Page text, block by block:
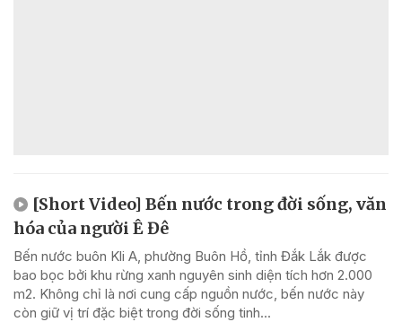
[Short Video] Bến nước trong đời sống, văn
hóa của người Ê Đê
Bến nước buôn Kli A, phường Buôn Hồ, tỉnh Đắk Lắk được
bao bọc bởi khu rừng xanh nguyên sinh diện tích hơn 2.000
m2. Không chỉ là nơi cung cấp nguồn nước, bến nước này
còn giữ vị trí đặc biệt trong đời sống tinh...